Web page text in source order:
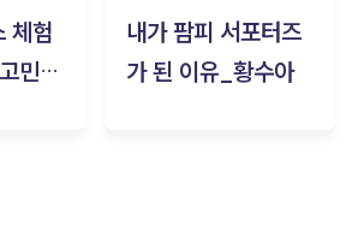
체험
민세
내가 팜피 서포터즈
가 된 이유_황수아